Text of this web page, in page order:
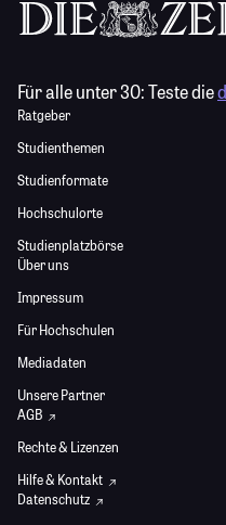
Für alle unter 30:Teste die
Ratgeber
Studienthemen
Studienformate
Hochschulorte
Studienplatzbörse
Über uns
Impressum
Für Hochschulen
Mediadaten
Unsere Partner
AGB
Rechte & Lizenzen
Hilfe & Kontakt
Datenschutz